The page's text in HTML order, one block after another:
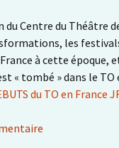
du Centre du Théâtre
les
France à cette
« tombé » dans le TO
du TO en France